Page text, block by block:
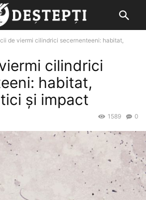
de viermi cilindrici secernenteeni: habitat,
cilindrici
habitat,
și impact
0
1589